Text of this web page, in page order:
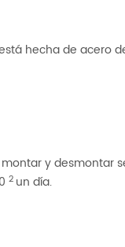
hecha de acero
y desmontar
2 un día.